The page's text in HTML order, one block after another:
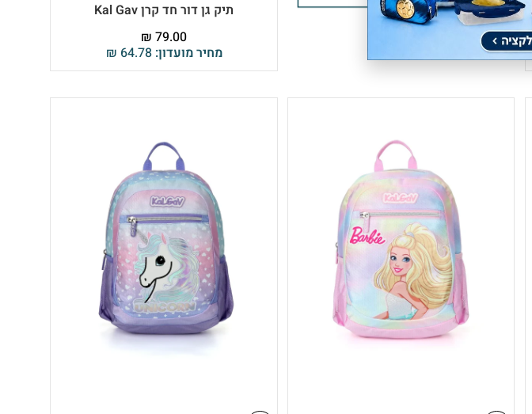
תיק גן דור חד קרן Kal Gav
מחיר מועדון: ₪ 64.78
₪ 79.00